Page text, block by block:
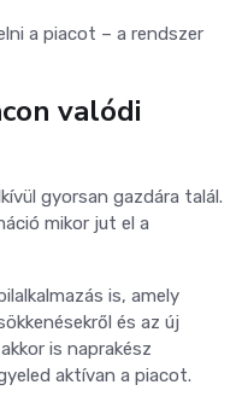
a piacot – a rendszer
valódi
gyorsan gazdára talál.
mikor jut el a
is, amely
és az új
is naprakész
aktívan a piacot.